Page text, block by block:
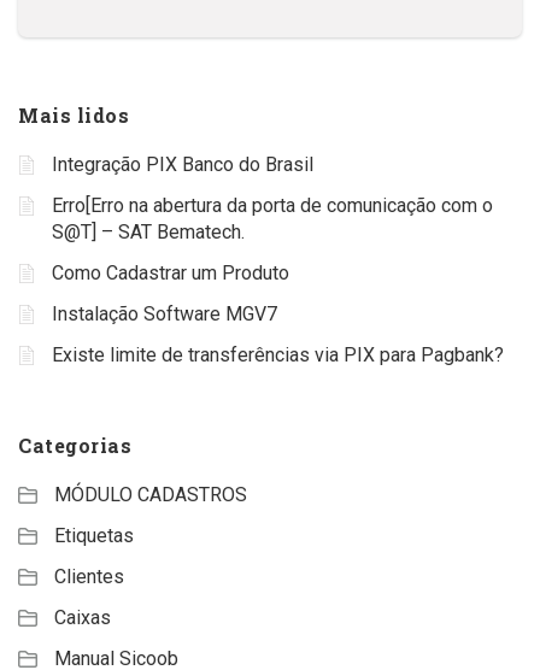
Mais lidos
Integração PIX Banco do Brasil
Erro[Erro na abertura da porta de comunicação com o
S@T] – SAT Bematech.
Como Cadastrar um Produto
Instalação Software MGV7
Existe limite de transferências via PIX para Pagbank?
Categorias
MÓDULO CADASTROS
Etiquetas
Clientes
Caixas
Manual Sicoob